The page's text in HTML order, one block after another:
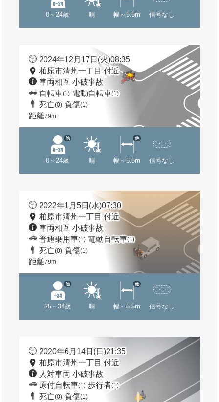
0～24歳 晴 幅～5.5m 信号なし
2024年12月17日(火)08:35
柏原市清州一丁目 付近
車両相互 小破事故
自転車(1) 電動自転車(1)
死亡(0) 負傷(1)
距離79m
0～24歳
他
晴 幅～5.5m
他
信号なし
2022年1月5日(水)07:30
柏原市清州一丁目 付近
車両相互 小破事故
普通乗用車(1) 電動自転車(1)
死亡(0) 負傷(1)
距離79m
25～34歳
他
晴 幅～5.5m
他
信号なし
2020年6月14日(日)21:35
柏原市清州一丁目 付近
人対車両 小破事故
原付自転車(1) 歩行者(1)
死亡(0) 負傷(1)